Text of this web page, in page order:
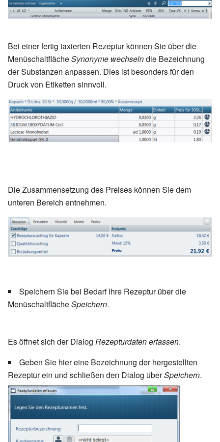
Bei einer fertig taxierten Rezeptur können Sie über die
MenüschaltflächeSynonyme wechselndie Bezeichnung
der Substanzen anpassen. Dies ist besonders für den
Druck von Etiketten sinnvoll.
Die Zusammensetzung des Preises können Sie dem
unteren Bereich entnehmen.
Speichern Sie bei Bedarf Ihre Rezeptur über die
MenüschaltflächeSpeichern.
Es öffnet sich der Dialog Rezepturdaten erfassen.
Geben Sie hier eine Bezeichnung der hergestellten
Rezeptur ein und schließen den Dialog überSpeichern.